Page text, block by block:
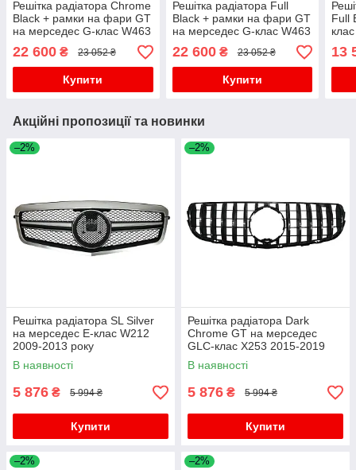
Решітка радіатора Chrome
Black + рамки на фари GT
на мерседес G-клас W463
2018-2022 року
22 600 ₴ 23 052 ₴
Купити
Решітка радіатора Full
Black + рамки на фари GT
на мерседес G-клас W463
2018-2022 року
22 600₴ 23 052 ₴
Купити
Full
13
Акційні пропозиції та новинки
–2%
Решітка радіатора SL Silver
на мерседес E-клас W212
2009-2013 року
В наявності
5 876 ₴ 5 994 ₴
Купити
–2%
Решітка радіатора Dark
Chrome GT на мерседес
GLC-клас X253 2015-2019
року
В наявності
5 876 ₴ 5 994 ₴
Купити
–2% –2%